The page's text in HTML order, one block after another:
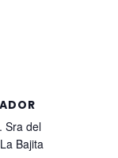
Sra del
Bajita